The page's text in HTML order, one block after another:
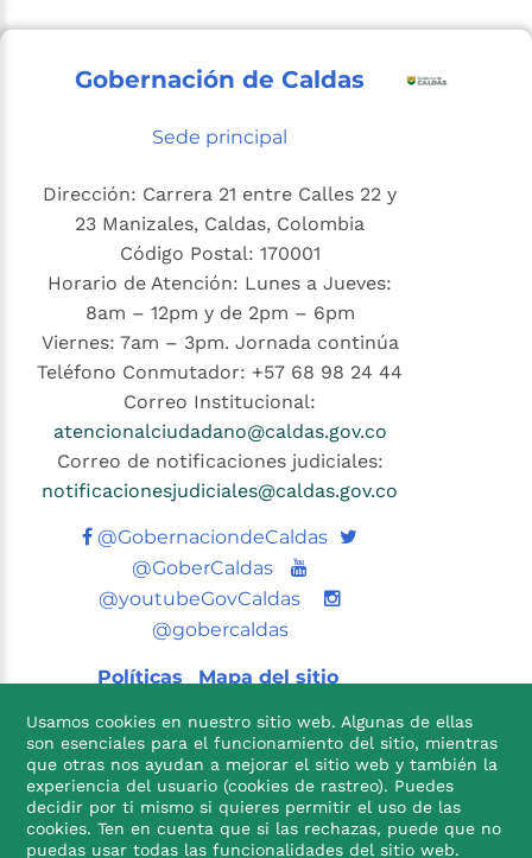
Gobernación de Caldas
Sede principal
Dirección: Carrera 21 entre Calles 22 y
23 Manizales, Caldas, Colombia
Código Postal: 170001
Horario de Atención: Lunes a Jueves:
8am – 12pm y de 2pm – 6pm
Viernes: 7am – 3pm. Jornada continúa
Teléfono Conmutador: +57 68 98 24 44
Correo Institucional:
atencionalciudadano@caldas.gov.co
Correo de notificaciones judiciales:
notificacionesjudiciales@caldas.gov.co
@GobernaciondeCaldas Twitter
@GoberCaldas
Youtube
@youtubeGovCaldas
@gobercaldas
Políticas Mapa del sitio
Usamos cookies en nuestro sitio web. Algunas de ellas
son esenciales para el funcionamiento del sitio, mientras
que otras nos ayudan a mejorar el sitio web y también la
experiencia del usuario (cookies de rastreo). Puedes
decidir por ti mismo si quieres permitir el uso de las
cookies. Ten en cuenta que si las rechazas, puede que no
puedas usar todas las funcionalidades del sitio web.